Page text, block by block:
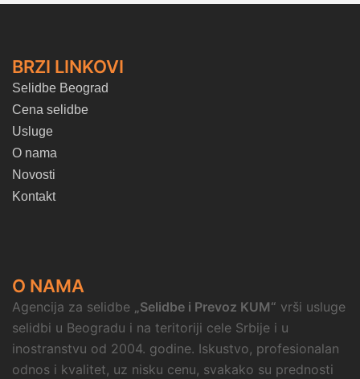
BRZI LINKOVI
Selidbe Beograd
Cena selidbe
Usluge
O nama
Novosti
Kontakt
O NAMA
Agencija za selidbe „Selidbe i Prevoz KUM“ vrši usluge
selidbi u Beogradu i na teritoriji cele Srbije i u
inostranstvu od 2004. godine. Iskustvo, profesionalan
odnos i kvalitet, uz nisku cenu, svakako su prednosti